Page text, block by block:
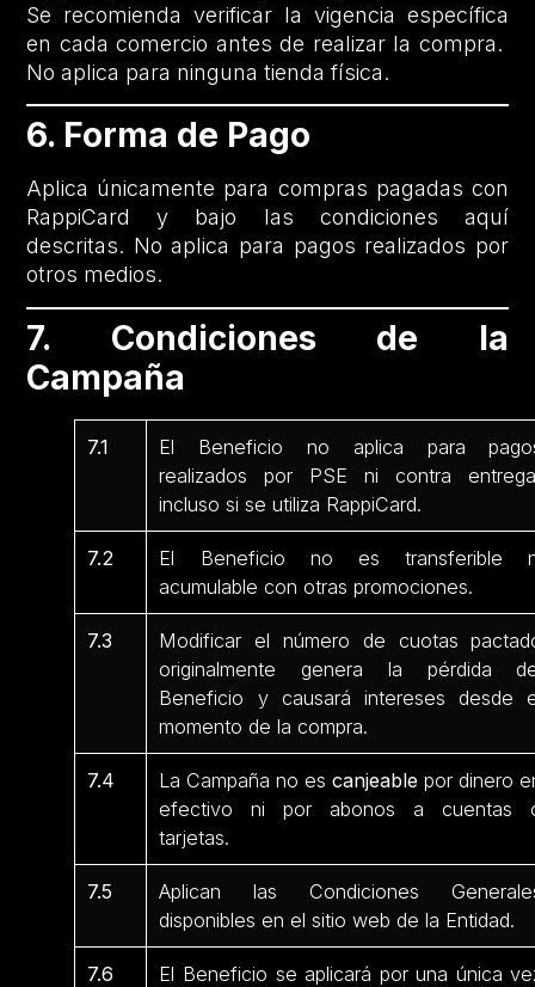
Se recomienda verificar la vigencia específica
en cada comercio antes de realizar la compra.
No aplica para ninguna tienda física.
6. Forma de Pago
Aplica únicamente para compras pagadas con
RappiCard y bajo las condiciones aquí
descritas. No aplica para pagos realizados por
otros medios.
7. Condiciones de la
Campaña
7.1
El Beneficio no aplica para
realizados por PSE ni contra
incluso si se utiliza RappiCard.
7.2
El Beneficio no es transferible
acumulable con otras promociones.
7.3
Modificar el número de cuotas
originalmente genera la pérdida
Beneficio y causará intereses desde
momento de la compra.
7.4 La Campaña no escanjeable por dinero
efectivo ni por abonos a cuentas
tarjetas.
7.5
Aplican las Condiciones
disponibles en el sitio web de la Entidad.
7.6
El Beneficio se aplicará por una única